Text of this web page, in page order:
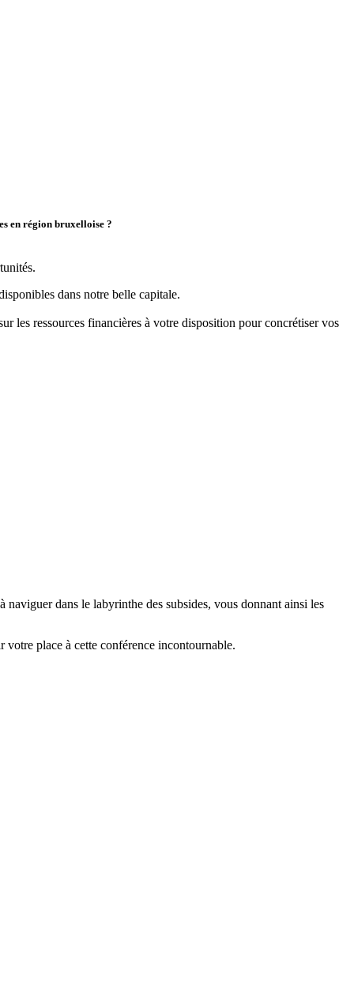
en région bruxelloise ?
dans notre belle capitale.
les ressources financières à votre disposition pour concrétiser vos
naviguer dans le labyrinthe des subsides, vous donnant ainsi les
place à cette conférence incontournable.